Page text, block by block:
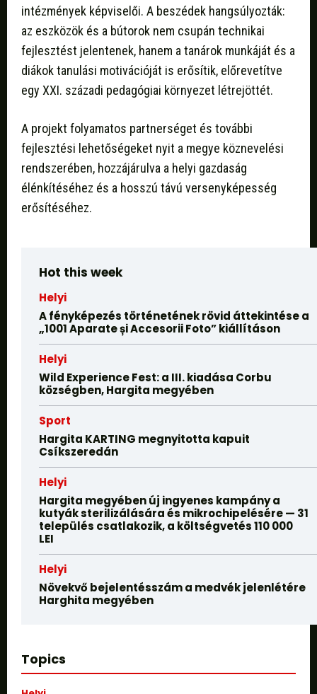
intézmények képviselői. A beszédek hangsúlyozták:
az eszközök és a bútorok nem csupán technikai
fejlesztést jelentenek, hanem a tanárok munkáját és a
diákok tanulási motivációját is erősítik, előrevetítve
egy XXI. századi pedagógiai környezet létrejöttét.
A projekt folyamatos partnerséget és további
fejlesztési lehetőségeket nyit a megye köznevelési
rendszerében, hozzájárulva a helyi gazdaság
élénkítéséhez és a hosszú távú versenyképesség
erősítéséhez.
Hot this week
Helyi
A fényképezés történetének rövid áttekintése a
„1001 Aparate și Accesorii Foto” kiállításon
Helyi
Wild Experience Fest: a III. kiadása Corbu
községben, Hargita megyében
Sport
Hargita KARTING megnyitotta kapuit
Csíkszeredán
Helyi
Hargita megyében új ingyenes kampány a
kutyák sterilizálására és mikrochipelésére — 31
település csatlakozik, a költségvetés 110 000
LEI
Helyi
Növekvő bejelentésszám a medvék jelenlétére
Harghita megyében
Topics